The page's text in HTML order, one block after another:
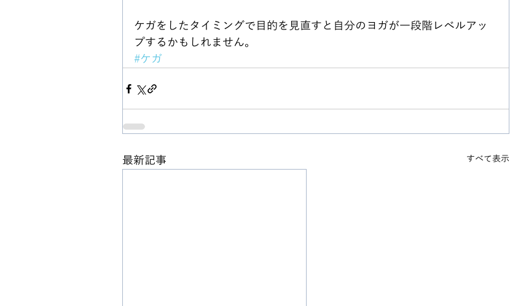
ケガをしたタイミングで目的を見直すと自分のヨガが一段階レベルアッ
プするかもしれません。
#ケガ
最新記事 すべて表示